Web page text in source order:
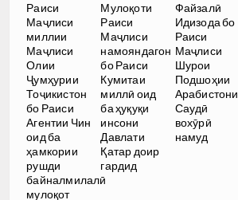
Раиси
Маҷлиси
миллии
Маҷлиси
Олии
Ҷумҳурии
Тоҷикистон
бо Раиси
Агентии Чин
оид ба
ҳамкории
рушди
байналмилалӣ
мулоқот
Мулоқоти
Раиси
Маҷлиси
намояндагон
бо Раиси
Кумитаи
миллӣ оид
ба ҳуқуқи
инсони
Давлати
Қатар доир
гардид
Файзалӣ
Идизода бо
Раиси
Маҷлиси
Шурои
Подшоҳии
Арабистони
Саудӣ
вохӯрӣ
намуд